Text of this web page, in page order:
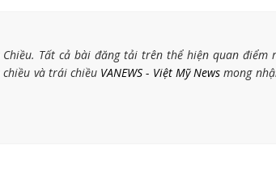
Tất cả bài đăng tải trên thể hiện quan điểm
và trái chiều VANEWS - Việt Mỹ News mong